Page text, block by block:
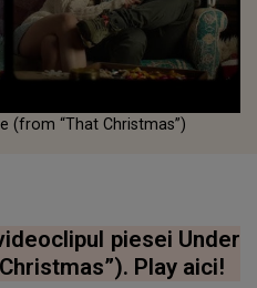
(from “That Christmas”)
piesei Under
Play aici!